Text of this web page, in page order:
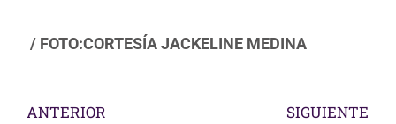
/ FOTO:CORTESÍA JACKELINE MEDINA
ANTERIOR SIGUIENTE